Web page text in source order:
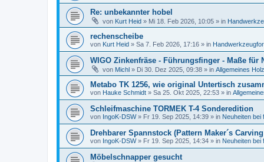
Re: unbekannter hobel
von Kurt Heid » Mi 18. Feb 2026, 10:05 » in
rechenscheibe
von Kurt Heid » Sa 7. Feb 2026, 17:16 » in
WIGO Zinkenfräse - Führungsfinger - Maße für
von Michl » Di 30. Dez 2025, 09:38 » in Allgemeines
Metabo TK 1256, wie original Untertisch
von Hauke Schmidt » Sa 25. Okt 2025, 22:53 » in
Schleifmaschine TORMEK T-4 Sonderedition
von IngoK-DSW» Fr 19. Sep 2025, 14:39 » in Neuheiten bei
Drehbarer Spannstock (Pattern Maker´s
von IngoK-DSW» Fr 19. Sep 2025, 14:34 » in Neuheiten bei
Möbelschnapper gesucht